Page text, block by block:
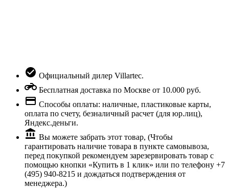
Официальный дилер Villartec.
Бесплатная доставка по Москве от 10.000 руб.
Способы оплаты: наличные, пластиковые карты,
оплата по счету, безналичный расчет (для юр.лиц),
Яндекс.деньги.
Вы можете забрать этот товар, (Чтобы
гарантировать наличие товара в пункте самовывоза,
перед покупкой рекомендуем зарезервировать товар с
помощью кнопки «Купить в 1 клик» или по телефону +7
(495) 940-8215 и дождаться подтверждения от
менеджера.)